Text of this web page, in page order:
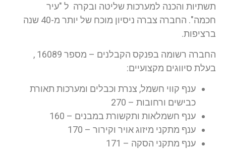
תשתיות והכנה למערכות שליטה ובקרה ל "עיר
חכמה". החברה צברה ניסיון מוכח של יותר מ-40 שנה
ברציפות.
החברה רשומה בפנקס הקבלנים – מספר 16089 ,
בעלת סיווגים מקצועיים:
ענף קווי חשמל, צנרת וכבלים ומערכות תאורת
כבישים ורחובות – 270
ענף חשמלאות ותקשורת במבנים – 160
ענף מתקני מיזוג אויר וקירור – 170
ענף מתקני הסקה – 171